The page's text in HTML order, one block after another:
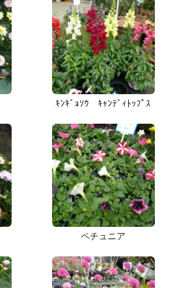
ｷﾝｷﾞｮｿｳ ｷｬﾝﾃﾞｨﾄｯﾌﾟｽ
ペチュニア